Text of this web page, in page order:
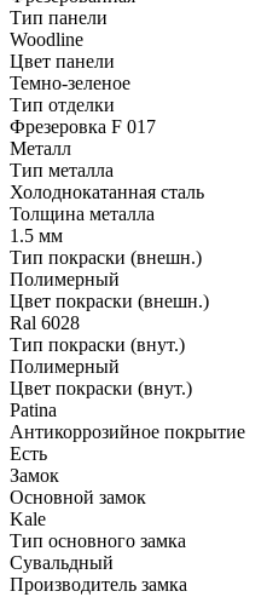
Тип панели
Woodline
Цвет панели
Темно-зеленое
Тип отделки
Фрезеровка F 017
Металл
Тип металла
Холоднокатанная сталь
Толщина металла
1.5 мм
Тип покраски (внешн.)
Полимерный
Цвет покраски (внешн.)
Ral 6028
Тип покраски (внут.)
Полимерный
Цвет покраски (внут.)
Patina
Антикоррозийное покрытие
Есть
Замок
Основной замок
Kale
Тип основного замка
Сувальдный
Производитель замка